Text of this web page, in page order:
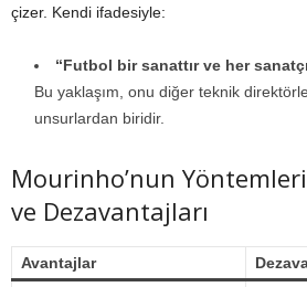
çizer. Kendi ifadesiyle:
“Futbol bir sanattır ve her
Bu yaklaşım, onu diğer teknik
unsurlardan biridir.
Mourinho’nun
ve Dezavantajları
Avantajlar